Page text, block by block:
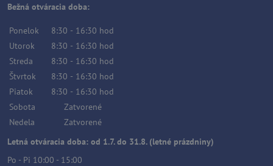
Bežná otváracia doba:
Ponelok 8:30 - 16:30 hod
Utorok
8:30 - 16:30 hod
Streda
8:30 - 16:30 hod
Štvrtok
8:30 - 16:30 hod
Piatok
8:30 - 16:30 hod
Sobota
Zatvorené
Nedela
Zatvorené
Letná otváracia doba: od 1.7. do 31.8. (letné prázdniny)
Po - Pi 10:00 - 15:00